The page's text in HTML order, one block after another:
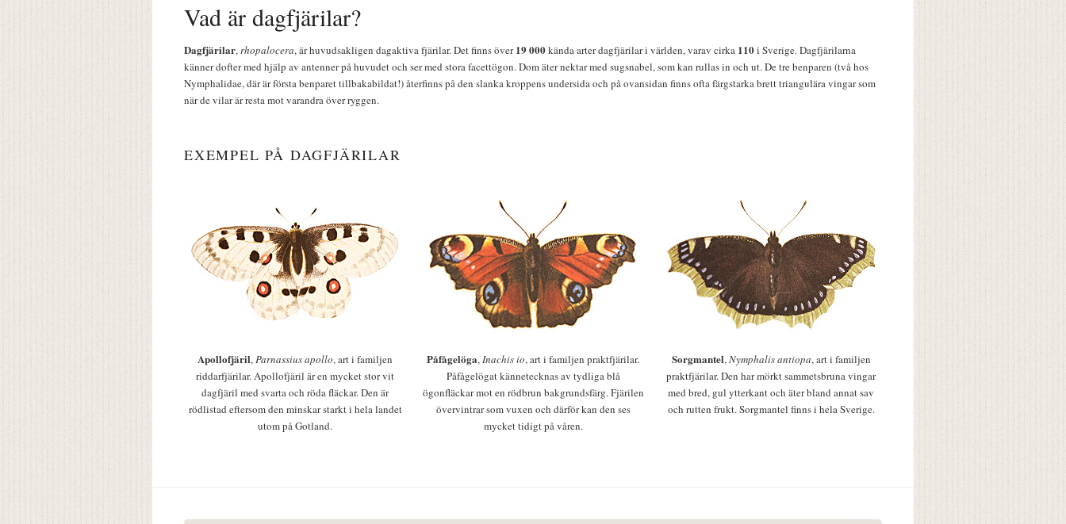
Vad är dagfjärilar?
Dagfjärilar,rhopalocera, är huvudsakligen dagaktiva fjärilar. Det finns över19 000kända arter dagfjärilar i världen, varav cirka 110i Sverige. Dagfjärilarna
känner dofter med hjälp av antenner på huvudet och ser med stora facettögon. Dom äter nektar med sugsnabel, som kan rullas in och ut. De tre benparen (två hos
Nymphalidae, där är första benparet tillbakabildat!) återfinns på den slanka kroppens undersida och på ovansidan finns ofta färgstarka brett triangulära vingar som
när de vilar är resta mot varandra över ryggen.
EXEMPEL PÅ DAGFJÄRILAR
Apollofjäril,Parnassius apollo, art i familjen
riddarfjärilar. Apollofjäril är en mycket stor vit
dagfjäril med svarta och röda fläckar. Den är
rödlistad eftersom den minskar starkt i hela landet
utom på Gotland.
Påfågelöga,Inachis io, art i familjen praktfjärilar.
Påfågelögat kännetecknas av tydliga blå
ögonfläckar mot en rödbrun bakgrundsfärg. Fjärilen
övervintrar som vuxen och därför kan den ses
mycket tidigt på våren.
Sorgmantel,Nymphalis antiopa, art i familjen
praktfjärilar. Den har mörkt sammetsbruna vingar
med bred, gul ytterkant och äter bland annat sav
och rutten frukt. Sorgmantel finns i hela Sverige.